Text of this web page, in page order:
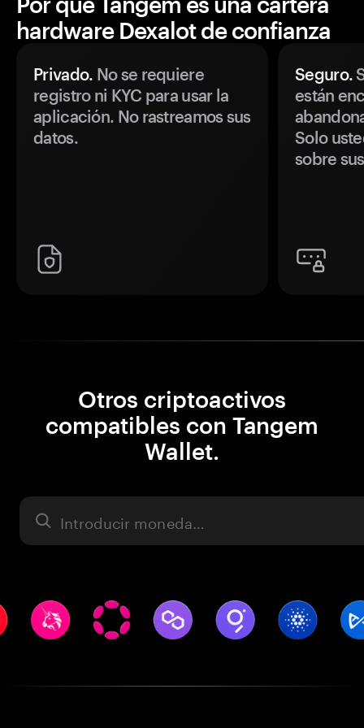
hardware Dexalot de confianza
Privado. No se requiere
registro ni KYC para usar la
aplicación. No rastreamos sus
datos.
Seguro.
están
Solo
sobre
Otros criptoactivos
compatibles con Tangem
Wallet.
Activo